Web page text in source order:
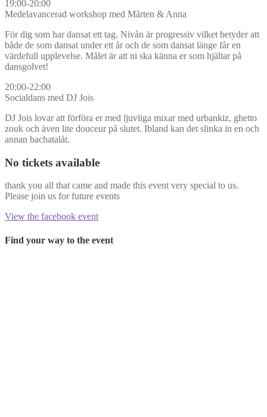
19:00-20:00
Medelavancerad workshop med Mårten & Anna
För dig som har dansat ett tag. Nivån är progressiv vilket betyder att
både de som dansat under ett år och de som dansat länge får en
värdefull upplevelse. Målet är att ni ska känna er som hjältar på
dansgolvet!
20:00-22:00
Socialdans med DJ Jois
DJ Jois lovar att förföra er med ljuvliga mixar med urbankiz, ghetto
zouk och även lite douceur på slutet. Ibland kan det slinka in en och
annan bachatalåt.
No tickets available
thank you all that came and made this event very special to us.
Please join us for future events
View the facebook event
Find your way to the event